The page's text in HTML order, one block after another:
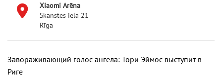
Xiaomi Arēna
Skanstes iela 21
Rīga
Завораживающий голос ангела: Тори Эймос выступит в
Риге